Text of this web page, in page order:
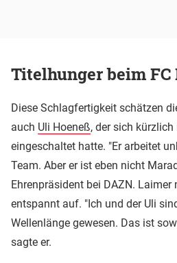
Titelhunger beim FC
Diese Schlagfertigkeit schätzen
auch Uli Hoeneß, der sich kürzlich
eingeschaltet hatte. "Er arbeitet
Team. Aber er ist eben nicht
Ehrenpräsident bei DAZN.
entspannt auf. "Ich und der Uli
Wellenlänge gewesen. Das ist
sagte er.